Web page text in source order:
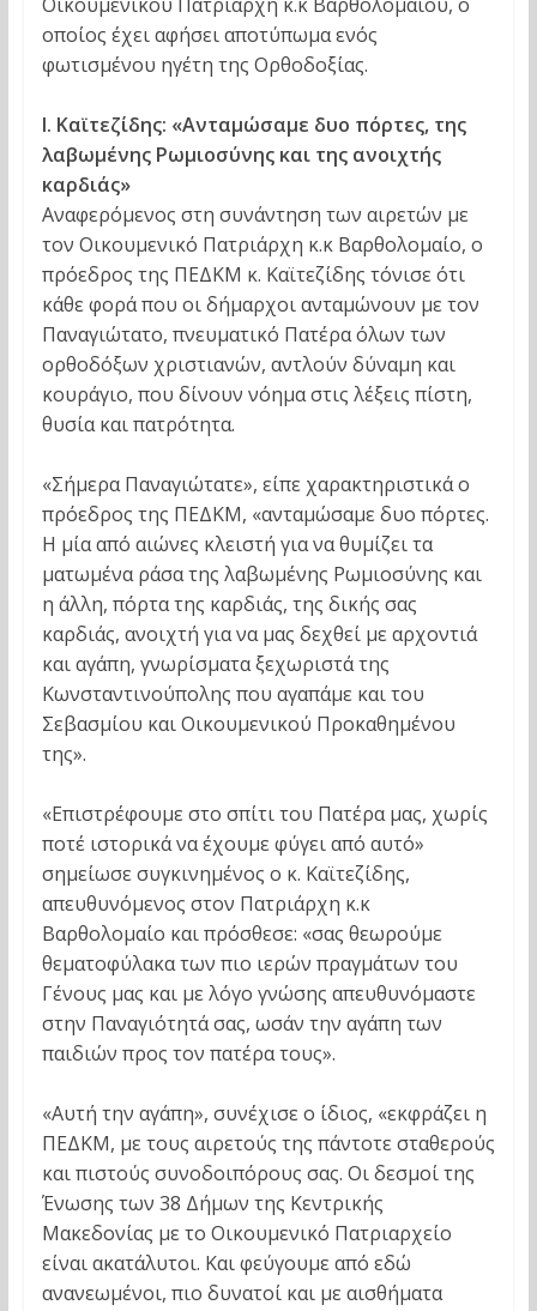
οποίος έχει αφήσει αποτύπωμα ενός
φωτισμένου ηγέτη της Ορθοδοξίας.
Ι. Καϊτεζίδης: «Ανταμώσαμε δυο πόρτες, της
λαβωμένης Ρωμιοσύνης και της ανοιχτής
καρδιάς»
Αναφερόμενος στη συνάντηση των αιρετών με
τον Οικουμενικό Πατριάρχη κ.κ Βαρθολομαίο, ο
πρόεδρος της ΠΕΔΚΜ κ. Καϊτεζίδης τόνισε ότι
κάθε φορά που οι δήμαρχοι ανταμώνουν με τον
Παναγιώτατο, πνευματικό Πατέρα όλων των
ορθοδόξων χριστιανών, αντλούν δύναμη και
κουράγιο, που δίνουν νόημα στις λέξεις πίστη,
θυσία και πατρότητα.
«Σήμερα Παναγιώτατε», είπε χαρακτηριστικά ο
πρόεδρος της ΠΕΔΚΜ, «ανταμώσαμε δυο πόρτες.
Η μία από αιώνες κλειστή για να θυμίζει τα
ματωμένα ράσα της λαβωμένης Ρωμιοσύνης και
η άλλη, πόρτα της καρδιάς, της δικής σας
καρδιάς, ανοιχτή για να μας δεχθεί με αρχοντιά
και αγάπη, γνωρίσματα ξεχωριστά της
Κωνσταντινούπολης που αγαπάμε και του
Σεβασμίου και Οικουμενικού Προκαθημένου
της».
«Επιστρέφουμε στο σπίτι του Πατέρα μας, χωρίς
ποτέ ιστορικά να έχουμε φύγει από αυτό»
σημείωσε συγκινημένος ο κ. Καϊτεζίδης,
απευθυνόμενος στον Πατριάρχη κ.κ
Βαρθολομαίο και πρόσθεσε: «σας θεωρούμε
θεματοφύλακα των πιο ιερών πραγμάτων του
Γένους μας και με λόγο γνώσης απευθυνόμαστε
στην Παναγιότητά σας, ωσάν την αγάπη των
παιδιών προς τον πατέρα τους».
«Αυτή την αγάπη», συνέχισε ο ίδιος, «εκφράζει η
ΠΕΔΚΜ, με τους αιρετούς της πάντοτε σταθερούς
και πιστούς συνοδοιπόρους σας. Οι δεσμοί της
Ένωσης των 38 Δήμων της Κεντρικής
Μακεδονίας με το Οικουμενικό Πατριαρχείο
είναι ακατάλυτοι. Και φεύγουμε από εδώ
ανανεωμένοι, πιο δυνατοί και με αισθήματα